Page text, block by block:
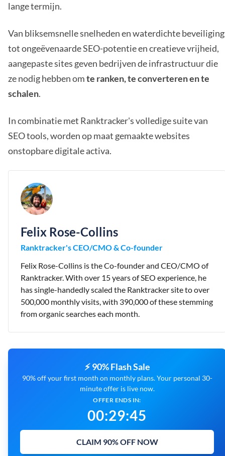
lange termijn.
Van bliksemsnelle snelheden en waterdichte beveiliging
tot ongeëvenaarde SEO-potentie en creatieve vrijheid,
aangepaste sites geven bedrijven de infrastructuur die
ze nodig hebben omte ranken, te converteren en te
schalen.
In combinatie met Ranktracker's volledige suite van
SEO tools, worden op maat gemaakte websites
onstopbare digitale activa.
Felix Rose-Collins
Ranktracker's CEO/CMO & Co-founder
Felix Rose-Collins is the Co-founder and CEO/CMO of
Ranktracker. With over 15 years of SEO experience, he
has single-handedly scaled the Ranktracker site to over
500,000 monthly visits, with 390,000 of these stemming
from organic searches each month.
⚡ 90% Flash Sale
90% off your first month on monthly plans. Your personal 30-
minute offer is live now.
OFFER ENDS IN:
00:29:43
CLAIM 90% OFF NOW